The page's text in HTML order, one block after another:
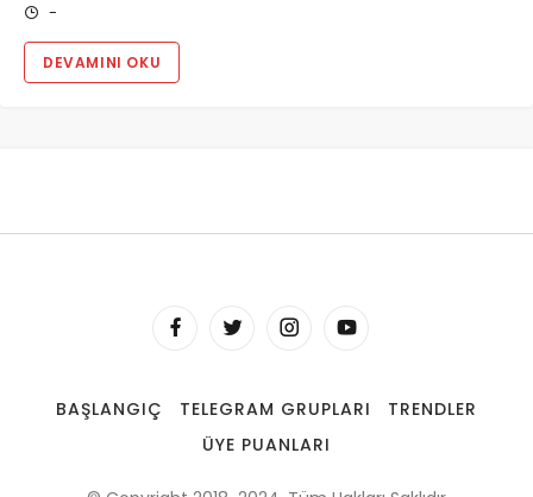
-
DEVAMINI OKU
BAŞLANGIÇ TELEGRAM GRUPLARI
TRENDLER
ÜYE PUANLARI